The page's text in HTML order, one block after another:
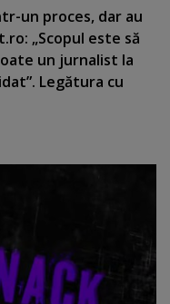
un proces, dar au
„Scopul este să
un jurnalist la
Legătura cu